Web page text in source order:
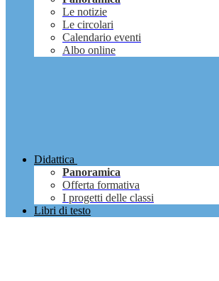
Le notizie
Le circolari
Calendario eventi
Albo online
Didattica
Panoramica
Offerta formativa
I progetti delle classi
Libri di testo